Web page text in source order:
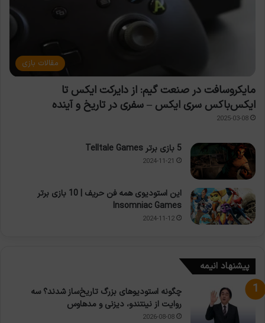
مقالات بازی
مایکروسافت در صنعت گیم: از دایرکت ایکس تا
ایکس‌باکس سری ایکس – سفری در تاریخ و آینده
2025-03-08
5 بازی برتر Telltale Games
2024-11-21
این استودیوی همه فن حریف | 10 بازی برتر
Insomniac Games
2024-11-12
پیشنهاد انیمه
چگونه استودیوهای بزرگ تاریخ‌ساز شدند؟ سه
روایت از نینتندو، دیزنی و مدهاوس
2026-08-08